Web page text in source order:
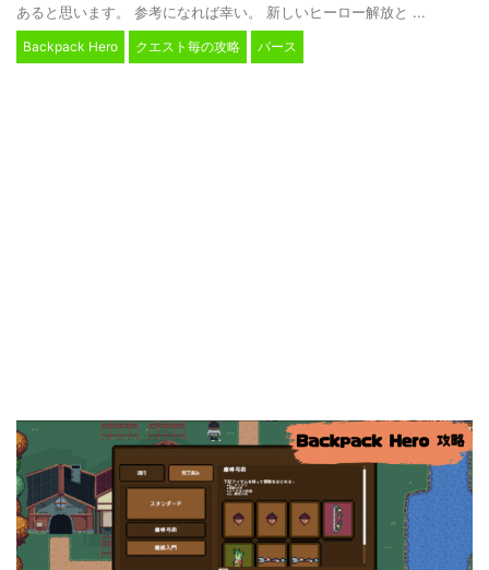
あると思います。 参考になれば幸い。 新しいヒーロー解放と ...
Backpack Hero クエスト毎の攻略 パース